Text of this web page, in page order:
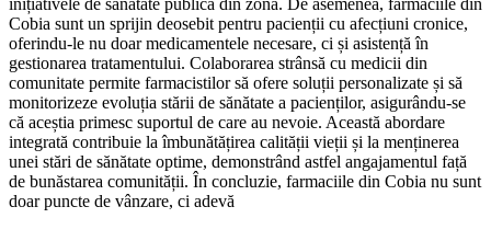
Cobia sunt un sprijin deosebit pentru pacienții cu afecțiuni cronice,
oferindu-le nu doar medicamentele necesare, ci și asistență în
gestionarea tratamentului. Colaborarea strânsă cu medicii din
comunitate permite farmacistilor să ofere soluții personalizate și să
monitorizeze evoluția stării de sănătate a pacienților, asigurându-se
că aceștia primesc suportul de care au nevoie. Această abordare
integrată contribuie la îmbunătățirea calității vieții și la menținerea
unei stări de sănătate optime, demonstrând astfel angajamentul față
de bunăstarea comunității. În concluzie, farmaciile din Cobia nu sunt
doar puncte de vânzare, ci adevă